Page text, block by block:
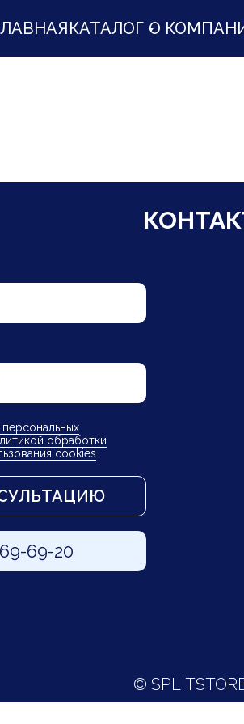
КАТАЛОГ О
69-20
обработки
cookies
©